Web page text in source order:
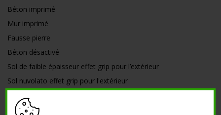
Béton imprimé
Mur imprimé
Fausse pierre
Béton désactivé
Sol de faible épaisseur effet grip pour l’extérieur
Sol nuvolato effet grip pour l'extérieur